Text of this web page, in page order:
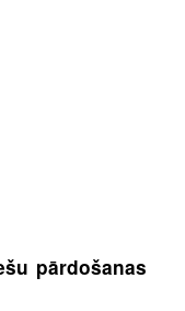
pārdošanas